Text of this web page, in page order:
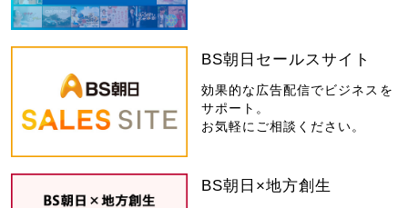
BS朝日セールスサイト
効果的な広告配信でビジネスを
サポート。
お気軽にご相談ください。
BS朝日×地方創生